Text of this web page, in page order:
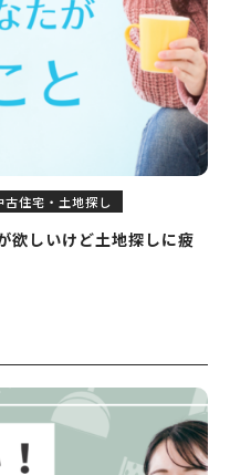
古住宅・土地探し
欲しいけど土地探しに疲